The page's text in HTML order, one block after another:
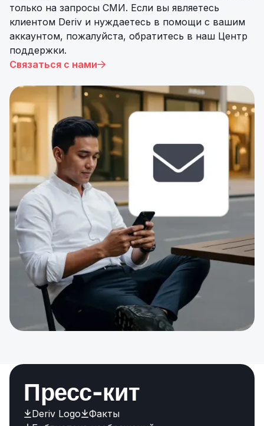
только на запросы СМИ. Если вы являетесь
клиентом Deriv и нуждаетесь в помощи с вашим
аккаунтом, пожалуйста, обратитесь в наш Центр
поддержки.
Связаться с нами
Пресс-кит
Deriv Logo
Факты